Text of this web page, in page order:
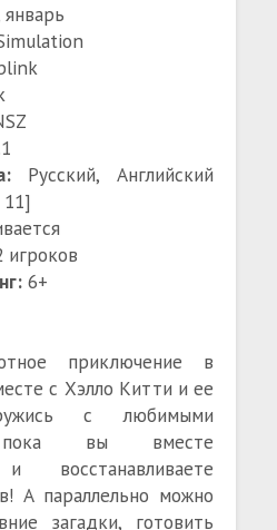
январь
Русский, Английский
игроков
6+
приключение в
с Хэлло Китти и ее
с любимыми
пока вы вместе
восстанавливаете
А параллельно можно
загадки, готовить